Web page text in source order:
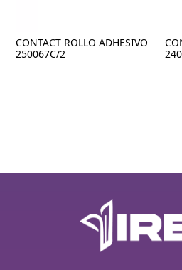
CONTACT ROLLO ADHESIVO
250067C/2